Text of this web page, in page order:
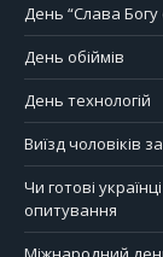
День “Слава Богу
День обіймів
День технологій
Виїзд чоловіків
Чи готові
опитування